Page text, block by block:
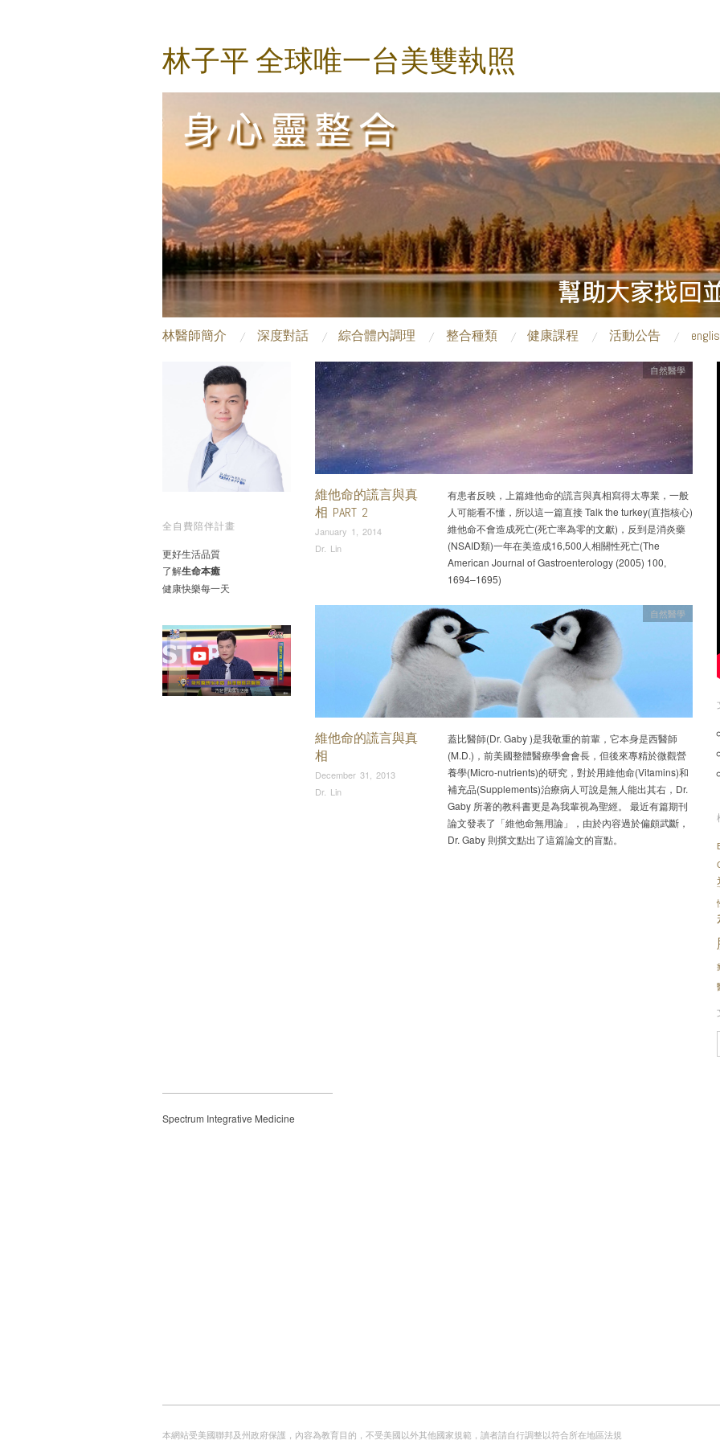
林子平 全球唯一台美雙執照
林醫師簡介 深度對話 綜合體內調理 整合種類 健康課程 活動公告
全自費陪伴計畫
更好生活品質
了解生命本癒
健康快樂每一天
維他命的謊言與真
相 PART 2
January 1, 2014
Dr. Lin
自然醫學
有患者反映，上篇維他命的謊言與真相寫得太專業，一般
人可能看不懂，所以這一篇直接 Talk the turkey(直指核心)
維他命不會造成死亡(死亡率為零的文獻)，反到是消炎藥
(NSAID類)一年在美造成16,500人相關性死亡(The
American Journal of Gastroenterology (2005) 100,
1694–1695)
維他命的謊言與真
相
December 31, 2013
Dr. Lin
自然醫學
蓋比醫師(Dr. Gaby )是我敬重的前輩，它本身是西醫師
(M.D.)，前美國整體醫療學會會長，但後來專精於微觀營
養學(Micro-nutrients)的研究，對於用維他命(Vitamins)和
補充品(Supplements)治療病人可說是無人能出其右，Dr.
Gaby 所著的教科書更是為我輩視為聖經。 最近有篇期刊
論文發表了「維他命無用論」，由於內容過於偏頗武斷，
Dr. Gaby 則撰文點出了這篇論文的盲點。
Spectrum Integrative Medicine
本網站受美國聯邦及州政府保護，內容為教育目的，不受美國以外其他國家規範，讀者請自行調整以符合所在地區法規